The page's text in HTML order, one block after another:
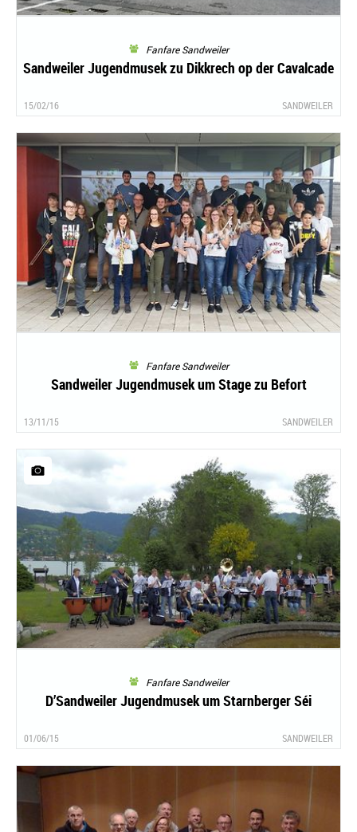
Fanfare Sandweiler
Sandweiler Jugendmusek zu Dikkrech op der Cavalcade
15/02/16 SANDWEILER
Fanfare Sandweiler
Sandweiler Jugendmusek um Stage zu Befort
13/11/15 SANDWEILER
Fanfare Sandweiler
D’Sandweiler Jugendmusek um Starnberger Séi
01/06/15 SANDWEILER